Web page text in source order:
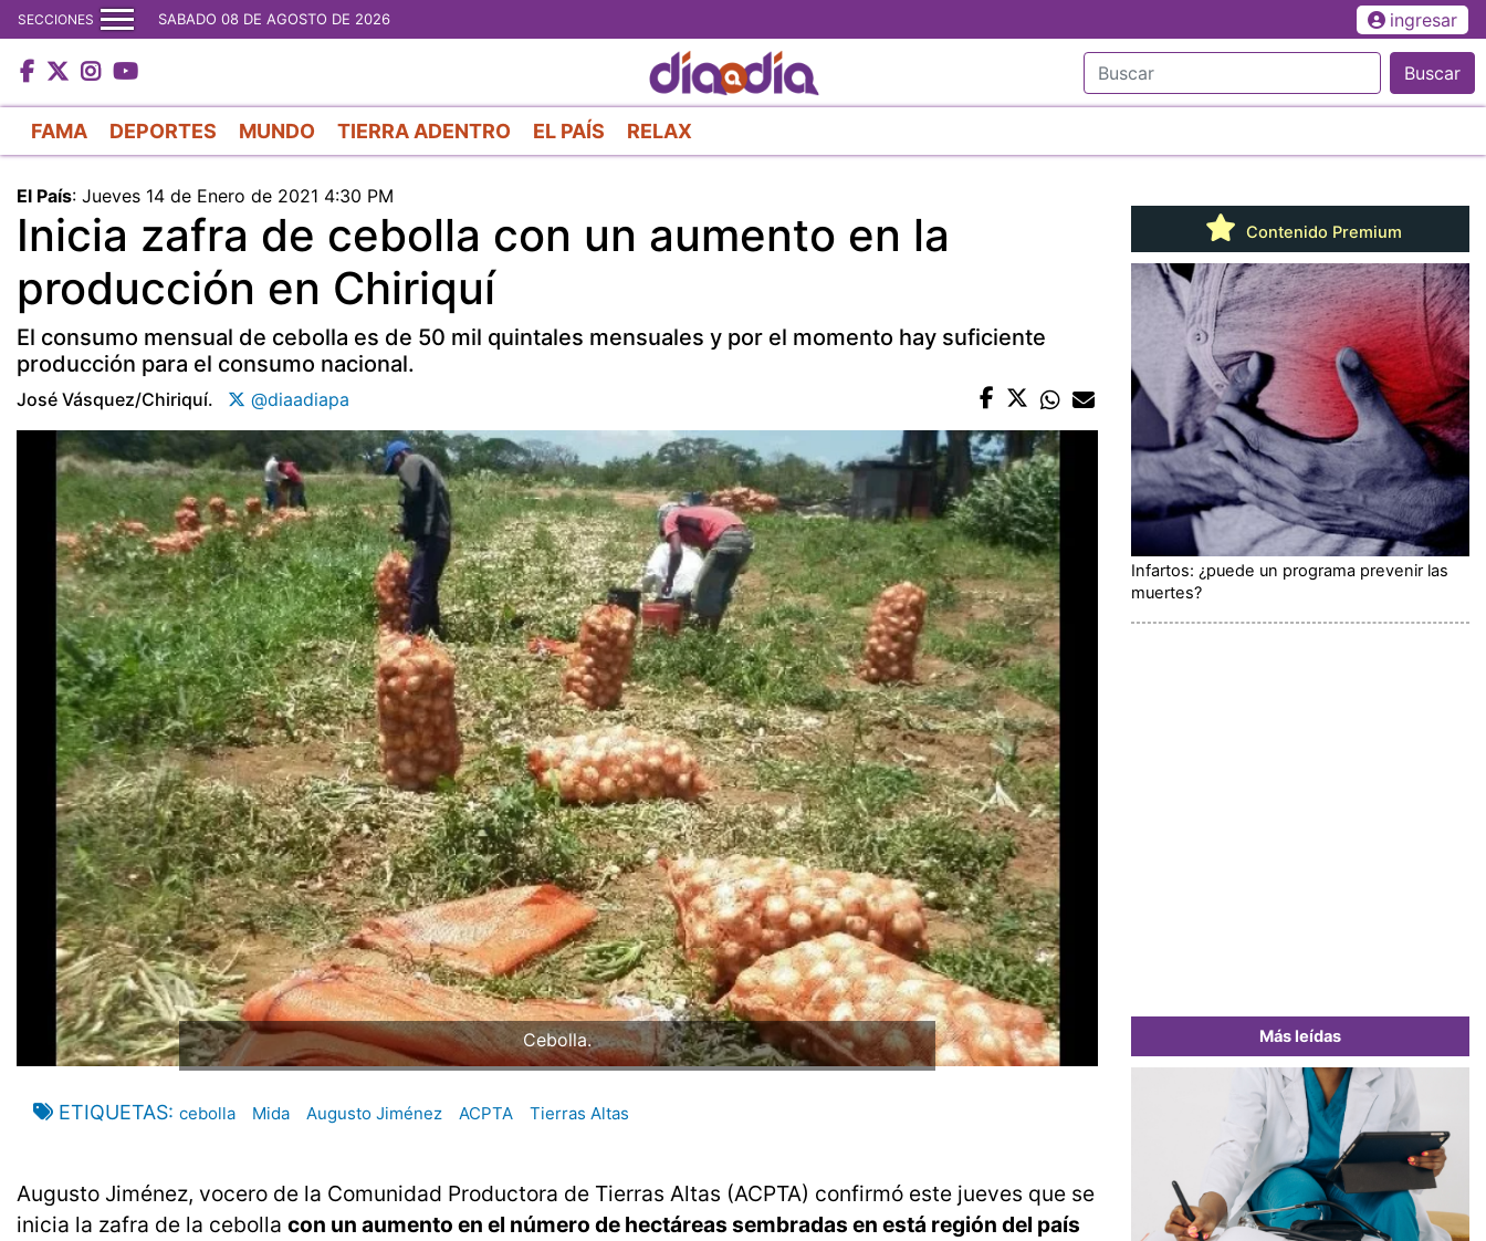
al
contenido
principal
SECCIONES SABADO 08 DE AGOSTO DE 2026 ingresar
Buscar
FAMA DEPORTES MUNDO TIERRA ADENTRO EL PAÍS RELAX
El País: Jueves 14 de Enero de 2021 4:30 PM
Inicia zafra de cebolla con un aumento en la
producción en Chiriquí
El consumo mensual de cebolla es de 50 mil quintales mensuales y por el momento hay suficiente
producción para el consumo nacional.
José Vásquez/chiriquí. @diaadiapa
Cebolla.
ETIQUETAS cebolla Mida Augusto Jiménez ACPTA Tierras Altas
Augusto Jiménez, vocero de la Comunidad Productora de Tierras Altas (ACPTA) confirmó este jueves que se
inicia la zafra de la cebolla con un aumento en el número de hectáreas sembradas en está región del país
Contenido Premium
Infartos: ¿puede un programa prevenir las
muertes?
Más leídas